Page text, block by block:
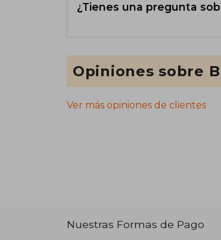
¿Tienes una pregunta
Opiniones sobre
Ver más opiniones de clientes
Nuestras Formas de Pago